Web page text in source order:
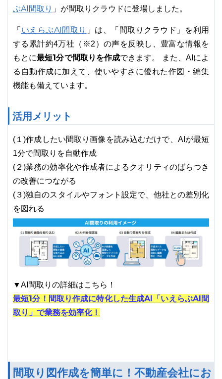
ぶAI間取り 」が間取りクラウドに登場しました。
「 いえらぶAI間取り 」は、「間取りクラウド」を利用
する累計約4万社（※2）の声を反映し、豊富な情報を
もとに最短1分で間取りを作成できます。 また、AIによ
る自動作成に加えて、使いやすさに優れた作図・編集
機能も備えています。
活用メリット
(１)作成したい間取り画像を読み込むだけで、AIが最短
1分で間取りを自動作成
(２)業務の効率化や作成者によるクオリティのばらつき
の改善につながる
(３)独自のスタイルやフォント設定で、他社との差別化
を図れる
▼AI間取りの詳細はこちら！
最短1分！間取り作成に特化した生成AI「いえらぶAI間
取り」で業務を効率化！
間取り図作成を簡単に！不動産会社にお